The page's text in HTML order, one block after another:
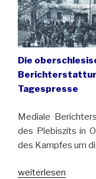
Die
Tagespresse
Mediale
des Plebiszits in
des Kampfes um
„Buchempfehlung:
weiterlesen